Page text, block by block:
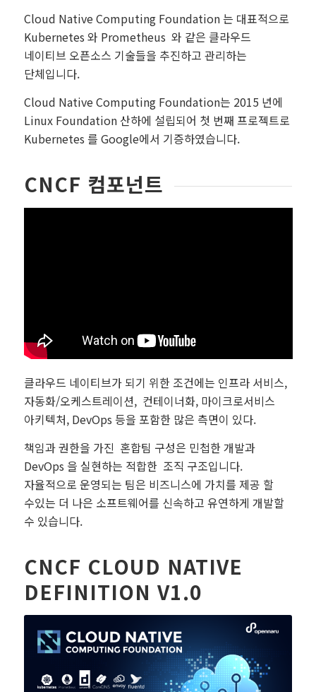
Cloud Native Computing Foundation 는 대표적으로
Kubernetes 와 Prometheus 와 같은 클라우드
네이티브 오픈소스 기술들을 추진하고 관리하는
단체입니다.
Cloud Native Computing Foundation는 2015 년에
Linux Foundation 산하에 설립되어 첫 번째 프로젝트로
Kubernetes 를 Google에서 기증하였습니다.
CNCF 컴포넌트
클라우드 네이티브가 되기 위한 조건에는 인프라 서비스,
자동화/오케스트레이션, 컨테이너화, 마이크로서비스
아키텍처, DevOps 등을 포함한 많은 측면이 있다.
책임과 권한을 가진 혼합팀 구성은 민첩한 개발과
DevOps 을 실현하는 적합한 조직 구조입니다.
자율적으로 운영되는 팀은 비즈니스에 가치를 제공 할
수있는 더 나은 소프트웨어를 신속하고 유연하게 개발할
수 있습니다.
CNCF CLOUD NATIVE
DEFINITION V1.0